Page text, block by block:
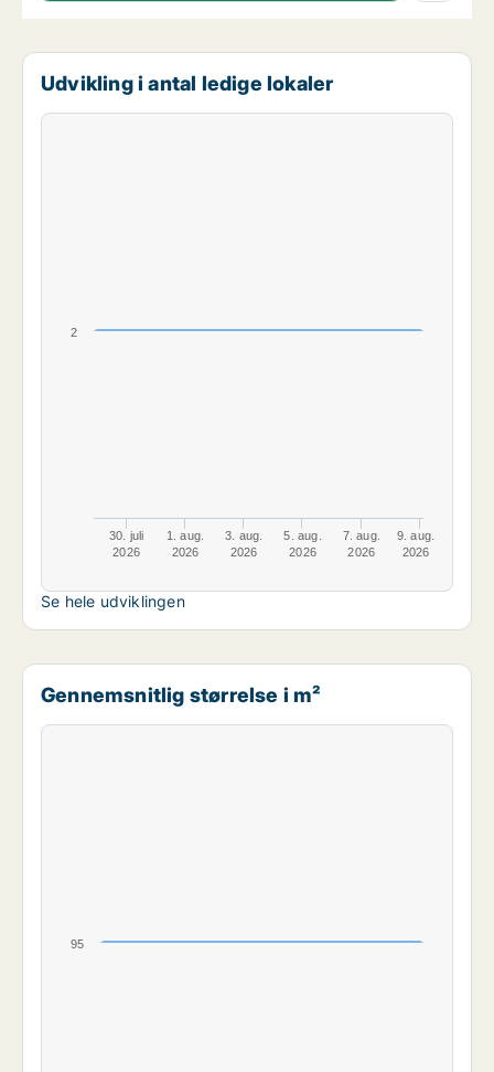
Udvikling i antal ledige lokaler
30. juli
2026
1. aug.
2026
3. aug.
2026
5. aug.
2026
7. aug.
2026
9. aug.
2026
2
Se hele udviklingen
Gennemsnitlig størrelse i m²
95